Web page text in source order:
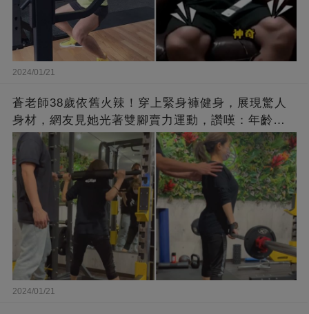
2024/01/21
蒼老師38歲依舊火辣！穿上緊身褲健身，展現驚人
身材，網友見她光著雙腳賣力運動，讚嘆：年齡不
過是個數字！
2024/01/21